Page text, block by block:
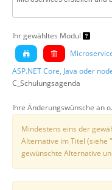
Ihr gewähltes Modul
ASP.NET Core, Java oder
C_Schulungsagenda
Ihre Änderungswünsche an
Mindestens eins der
Alternative im Titel (siehe
gewünschte Alternative